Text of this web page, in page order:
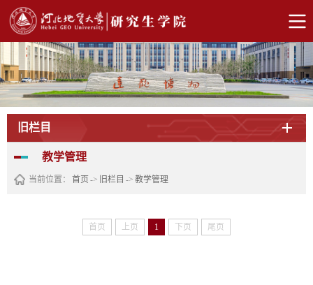
旧栏目
教学管理
当前位置： 首页 -> 旧栏目 -> 教学管理
首页 上页 1 下页 尾页